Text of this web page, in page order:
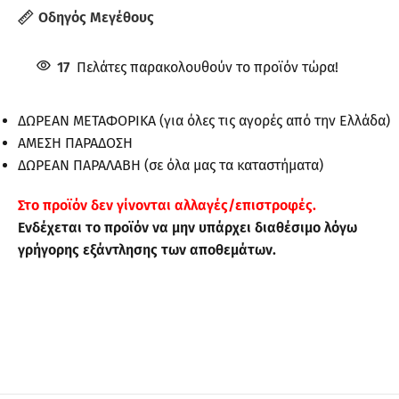
Οδηγός Μεγέθους
17 Πελάτες παρακολουθούν το προϊόν τώρα!
ΔΩΡΕΑΝ ΜΕΤΑΦΟΡΙΚΑ (για όλες τις αγορές από την Ελλάδα)
ΑΜΕΣΗ ΠΑΡΑΔΟΣΗ
ΔΩΡΕΑΝ ΠΑΡΑΛΑΒΗ (σε όλα μας τα καταστήματα)
Στo προϊόν δεν γίνονται αλλαγές/επιστροφές.
Ενδέχεται το προϊόν να μην υπάρχει διαθέσιμο λόγω
γρήγορης εξάντλησης των αποθεμάτων.